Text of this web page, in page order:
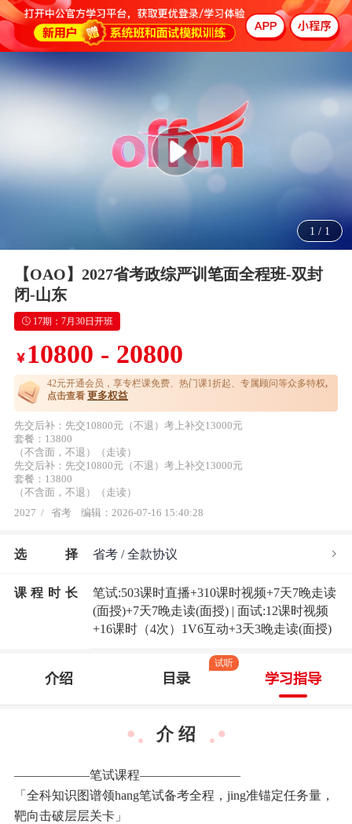
1 / 1
【OAO】2027省考政综严训笔面全程班-双封
闭-山东
17期：7月30日开班
￥10800 - 20800
42元开通会员，享专栏课免费、热门课1折起、专属顾问等众多特权,
点击查看 更多权益
先交后补：先交10800元（不退）考上补交13000元
套餐：13800
（不含面，不退）（走读）
先交后补：先交10800元（不退）考上补交13000元
套餐：13800
（不含面，不退）（走读）
2027 / 省考 编辑：2026-07-16 15:40:28
选 择 省考 / 全款协议
课程时长
笔试:503课时直播+310课时视频+7天7晚走读
(面授)+7天7晚走读(面授) | 面试:12课时视频
+16课时（4次）1V6互动+3天3晚走读(面授)
介绍 目录
试听
学习指导
介 绍
——————笔试课程————————
「全科知识图谱领hang笔试备考全程，jing准锚定任务量，
靶向击破层层关卡」